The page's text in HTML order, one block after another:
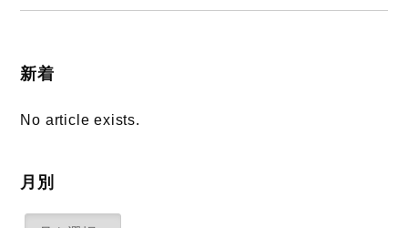
新着
No article exists.
月別